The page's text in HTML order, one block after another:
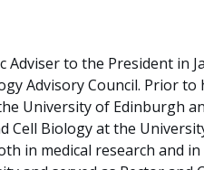
Adviser to the President in
Advisory Council. Prior
University of Edinburgh
Cell Biology at the
in medical research and